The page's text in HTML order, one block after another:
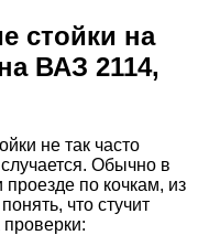
стойки на
ВАЗ 2114,
не так часто
Обычно в
проезде по кочкам, из
что стучит